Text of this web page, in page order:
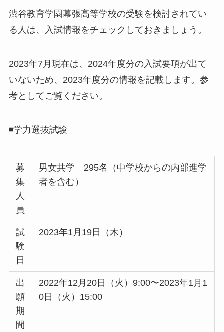
渋谷教育学園幕張高等学校の受験を検討されてい
る人は、入試情報をチェックしておきましょう。
2023年7月現在は、2024年度分の入試要項が出て
いないため、2023年度分の情報を記載します。参
考としてご覧ください。
◾️学力選抜試験
募
集
人
員
男女共学 295名（中学校からの内部進学
者を含む）
試
験
日
2023年1月19日（木）
出
願
期
間
2022年12月20日（火）9:00〜2023年1月1
0日（火）15:00